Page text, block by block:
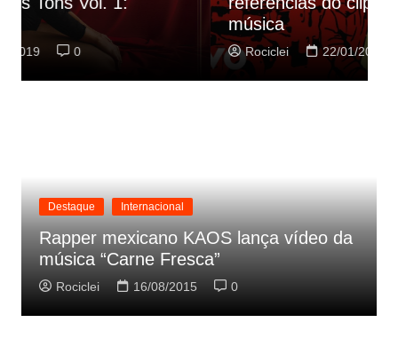
música
Rociclei 0
Destaque Internacional
Rapper mexicano KAOS lança vídeo da
música “Carne Fresca”
Rociclei 16/08/2015 0